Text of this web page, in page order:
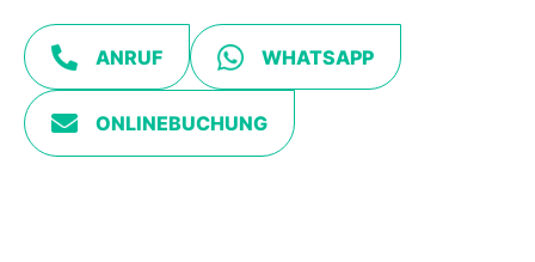
ANRUF WHATSAPP
ONLINEBUCHUNG